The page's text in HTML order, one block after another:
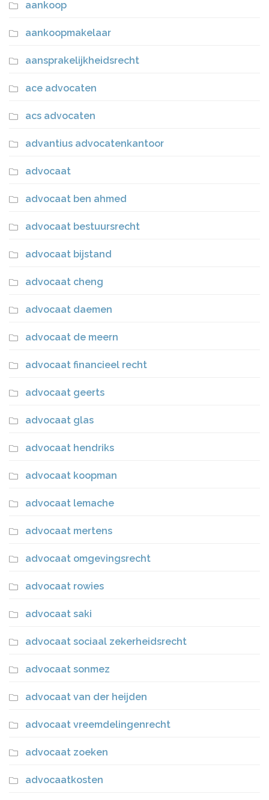
aankoop
aankoopmakelaar
aansprakelijkheidsrecht
ace advocaten
acs advocaten
advantius advocatenkantoor
advocaat
advocaat ben ahmed
advocaat bestuursrecht
advocaat bijstand
advocaat cheng
advocaat daemen
advocaat de meern
advocaat financieel recht
advocaat geerts
advocaat glas
advocaat hendriks
advocaat koopman
advocaat lemache
advocaat mertens
advocaat omgevingsrecht
advocaat rowies
advocaat saki
advocaat sociaal zekerheidsrecht
advocaat sonmez
advocaat van der heijden
advocaat vreemdelingenrecht
advocaat zoeken
advocaatkosten